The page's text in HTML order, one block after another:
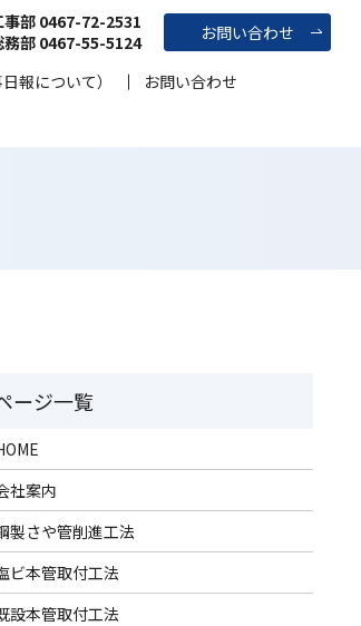
報について）
お問い合わせ
事部 0467-72-2531
務部 0467-55-5124
お問い合わせ
社案内
製さや管削進工法
ビ本管取付工法
設本管取付工法